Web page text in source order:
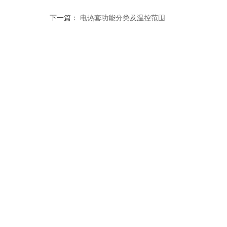
下一篇： 电热套功能分类及温控范围